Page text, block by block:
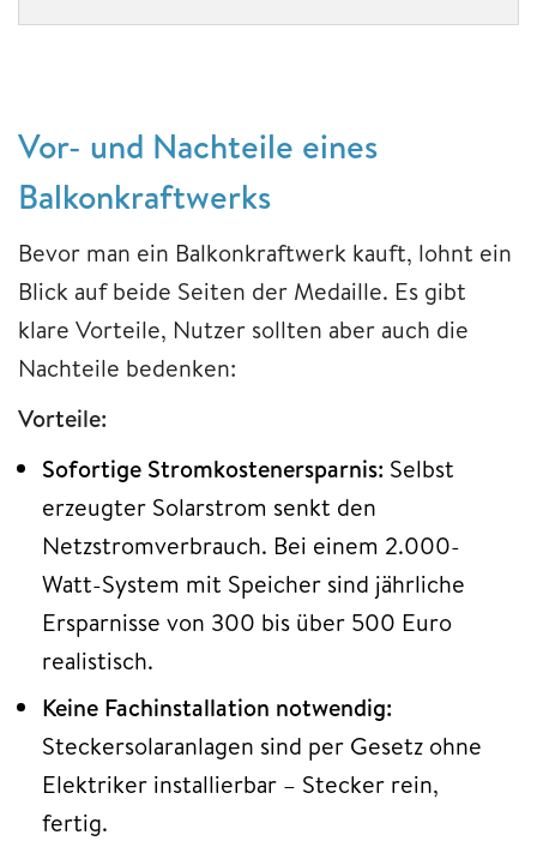
Vor- und Nachteile eines
Balkonkraftwerks
Bevor man ein Balkonkraftwerk kauft, lohnt ein
Blick auf beide Seiten der Medaille. Es gibt
klare Vorteile, Nutzer sollten aber auch die
Nachteile bedenken:
Vorteile:
Sofortige Stromkostenersparnis: Selbst
erzeugter Solarstrom senkt den
Netzstromverbrauch. Bei einem 2.000-
Watt-System mit Speicher sind jährliche
Ersparnisse von 300 bis über 500 Euro
realistisch.
Keine Fachinstallation notwendig:
Steckersolaranlagen sind per Gesetz ohne
Elektriker installierbar – Stecker rein,
fertig.